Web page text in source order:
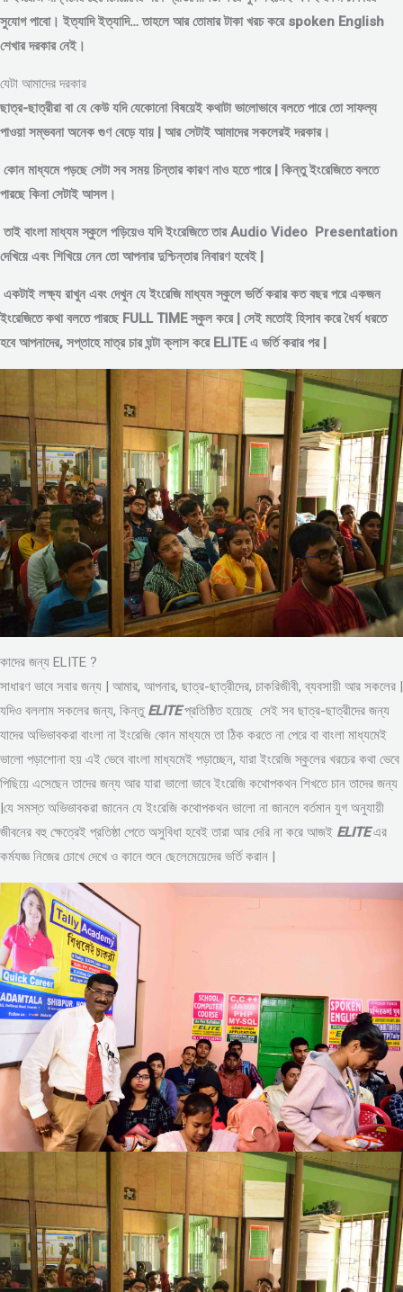
সুযোগ পাবো। ইত্যাদি ইত্যাদি… তাহলে আর তোমার টাকা খরচ করে spoken English
শেখার দরকার নেই।
যেটা আমাদের দরকার
ছাত্র-ছাত্রীরা বা যে কেউ যদি যেকোনো বিষয়েই কথাটা ভালোভাবে বলতে পারে তো সাফল্য
পাওয়া সম্ভবনা অনেক গুণ বেড়ে যায় | আর সেটাই আমাদের সকলেরই দরকার।
কোন মাধ্যমে পড়ছে সেটা সব সময় চিন্তার কারণ নাও হতে পারে | কিন্তু ইংরেজিতে বলতে
পারছে কিনা সেটাই আসল।
তাই বাংলা মাধ্যম স্কুলে পড়িয়েও যদি ইংরেজিতে তার Audio Video Presentation
দেখিয়ে এবং শিখিয়ে নেন তো আপনার দুশ্চিন্তার নিবারণ হবেই |
একটাই লক্ষ্য রাখুন এবং দেখুন যে ইংরেজি মাধ্যম স্কুলে ভর্তি করার কত বছর পরে একজন
ইংরেজিতে কথা বলতে পারছে FULL TIME স্কুল করে | সেই মতোই হিসাব করে ধৈর্য ধরতে
হবে আপনাদের, সপ্তাহে মাত্র চার ঘন্টা ক্লাস করে ELITE এ ভর্তি করার পর |
কাদের জন্য ELITE ?
সাধারণ ভাবে সবার জন্য | আমার, আপনার, ছাত্র-ছাত্রীদের, চাকরিজীবী, ব্যবসায়ী আর সকলের |
যদিও বললাম সকলের জন্য, কিন্তু ELITEপ্রতিষ্ঠিত হয়েছে সেই সব ছাত্র-ছাত্রীদের জন্য
যাদের অভিভাবকরা বাংলা না ইংরেজি কোন মাধ্যমে তা ঠিক করতে না পেরে বা বাংলা মাধ্যমেই
ভালো পড়াশোনা হয় এই ভেবে বাংলা মাধ্যমেই পড়াচ্ছেন, যারা ইংরেজি স্কুলের খরচের কথা ভেবে
পিছিয়ে এসেছেন তাদের জন্য আর যারা ভালো ভাবে ইংরেজি কথোপকথন শিখতে চান তাদের জন্য
|যে সমস্ত অভিভাবকরা জানেন যে ইংরেজি কথোপকথন ভালো না জানলে বর্তমান যুগ অনুযায়ী
জীবনের বহু ক্ষেত্রেই প্রতিষ্ঠা পেতে অসুবিধা হবেই তারা আর দেরি না করে আজই ELITEএর
কর্মযজ্ঞ নিজের চোখে দেখে ও কানে শুনে ছেলেমেয়েদের ভর্তি করান |